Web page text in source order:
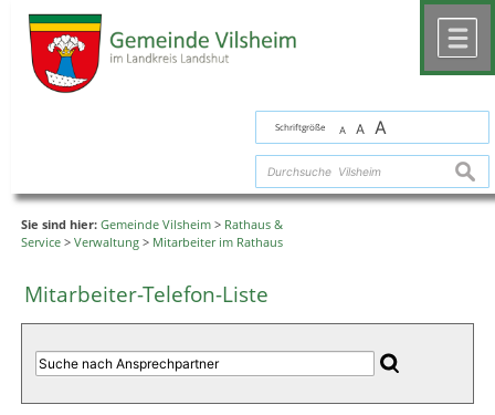
Schriftgröße A A A
Sie sind hier: Gemeinde Vilsheim > Rathaus &
Service > Verwaltung > Mitarbeiter im Rathaus
Mitarbeiter-Telefon-Liste